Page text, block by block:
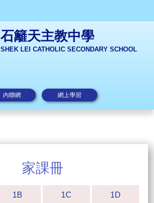
石籬天主教中學
SHEK LEI CATHOLIC SECONDARY SCHOOL
內聯網 網上學習
家課冊
1B 1C 1D